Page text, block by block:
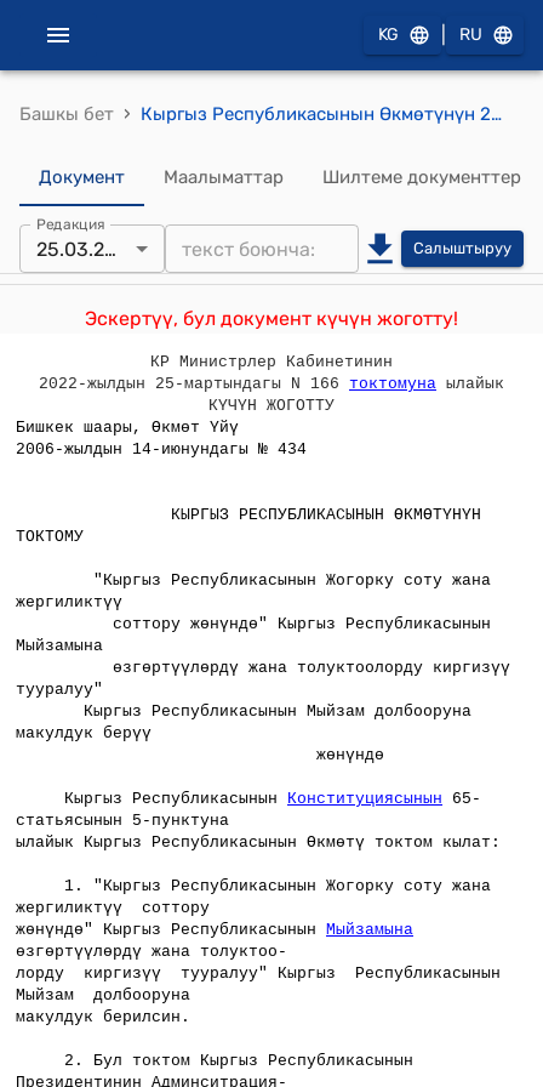
KG RU
Башкы бет › Кыргыз Республикасынын Өкмөтүнүн 2006-жылдын 14-июнундагы № 434 "Кыргыз Республикасынын Жогорку соту жана жергиликтүү соттору жөнүндө" Кыргыз Республикасынын Мыйзамына өзгөртүүлөрдү жана толуктоолорду киргизүү тууралуу" Кыргыз Республикасынын Мыйзам долбооруна макулдук берүү жөнүндө" токтому
Документ Маалыматтар Шилтеме документтер
Редакция
25.03.2022 Салыштыруу
Эскертүү, бул документ күчүн жоготту!